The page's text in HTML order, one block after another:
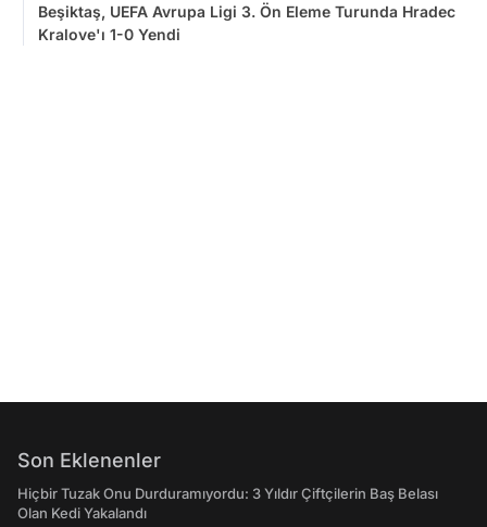
Beşiktaş, UEFA Avrupa Ligi 3. Ön Eleme Turunda Hradec
Kralove'ı 1-0 Yendi
Son Eklenenler
Hiçbir Tuzak Onu Durduramıyordu: 3 Yıldır Çiftçilerin Baş Belası
Olan Kedi Yakalandı